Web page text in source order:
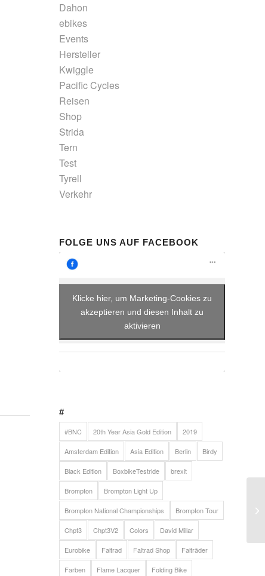
Dahon
ebikes
Events
Hersteller
Kwiggle
Pacific Cycles
Reisen
Shop
Strida
Tern
Test
Tyrell
Verkehr
FOLGE UNS AUF FACEBOOK
Klicke hier, um Marketing-Cookies zu
akzeptieren und diesen Inhalt zu
aktivieren
#
#BNC 20th Year Asia Gold Edition 2019
Amsterdam Edition Asia Edition Berlin Birdy
Black Edition BoxbikeTestride brexit
Brompton Brompton Light Up
Brompton National Championships Brompton Tour
Chpt3 Chpt3V2 Colors David Millar
Eurobike Faltrad Faltrad Shop Falträder
Farben Flame Lacquer Folding Bike